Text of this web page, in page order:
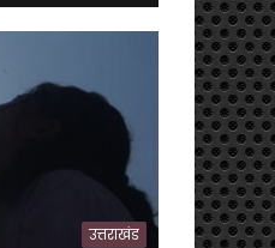
उत्तराखंड